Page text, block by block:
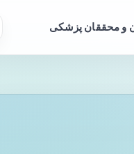
و محققان پزشکی